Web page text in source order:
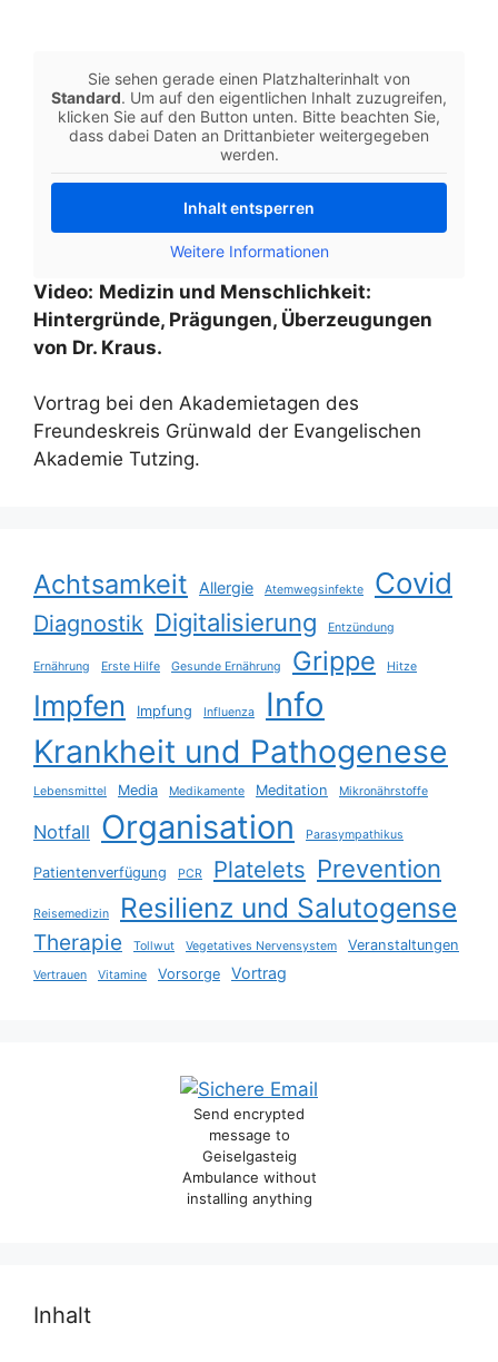
Sie sehen gerade einen Platzhalterinhalt von
Standard. Um auf den eigentlichen Inhalt zuzugreifen,
klicken Sie auf den Button unten. Bitte beachten Sie,
dass dabei Daten an Drittanbieter weitergegeben
werden.
Inhalt entsperren
Weitere Informationen
Video: Medizin und Menschlichkeit:
Hintergründe, Prägungen, Überzeugungen
von Dr. Kraus.
Vortrag bei den Akademietagen des
Freundeskreis Grünwald der Evangelischen
Akademie Tutzing.
Achtsamkeit Allergie Atemwegsinfekte Covid
Diagnostik Digitalisierung Entzündung
Ernährung Erste Hilfe Gesunde Ernährung Grippe Hitze
Impfen Impfung Influenza Info
Krankheit und Pathogenese
Lebensmittel Media Medikamente Meditation Mikronährstoffe
Notfall Organisation Parasympathikus
Patientenverfügung PCR Platelets Prevention
Reisemedizin Resilienz und Salutogense
Therapie Tollwut Vegetatives Nervensystem Veranstaltungen
Vertrauen Vitamine Vorsorge Vortrag
Send encrypted
message to
Geiselgasteig
Ambulance without
installing anything
Inhalt